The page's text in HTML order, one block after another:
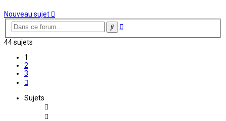
Nouveau sujet
Rechercher
Recherche
44 sujets
1
2
3
Sujets